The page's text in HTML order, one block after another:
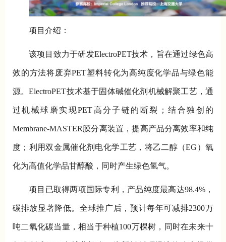
项目介绍：
该项目致力于研发ElectroPET技术，旨在通过绿色高
效的方法将废弃PET塑料转化为高纯度化学品与绿色能
源。ElectroPET技术基于固体碱催化剂机械解聚工艺，通
过机械球磨实现PET高分子链的断裂；结合独创的
Membrane-MASTER膜分离装置，提高产品分离效率和纯
度；利用双金属催化剂电化学工艺，将乙二醇（EG）氧
化为高值化学品甘醇酸，同时产生绿色氢气。
项目已取得两项国际专利，产品纯度最高达98.4%，
碳排放显著降低。全球推广后，预计每年可减排2300万
吨二氧化碳当量，相当于种植100万棵树，同时在未来十